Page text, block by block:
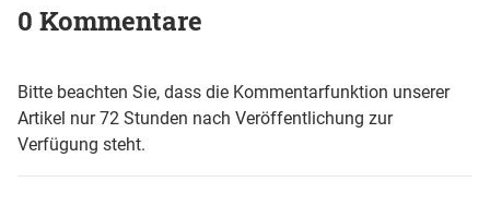
0 Kommentare
Bitte beachten Sie, dass die Kommentarfunktion unserer
Artikel nur 72 Stunden nach Veröffentlichung zur
Verfügung steht.